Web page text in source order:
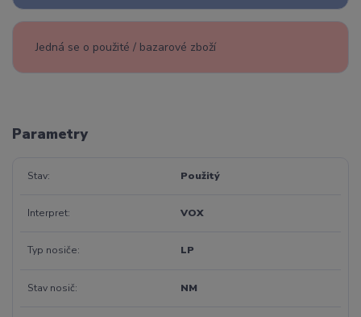
Jedná se o použité / bazarové zboží
Parametry
Stav Použitý
Interpret VOX
Typ nosiče LP
Stav nosič NM